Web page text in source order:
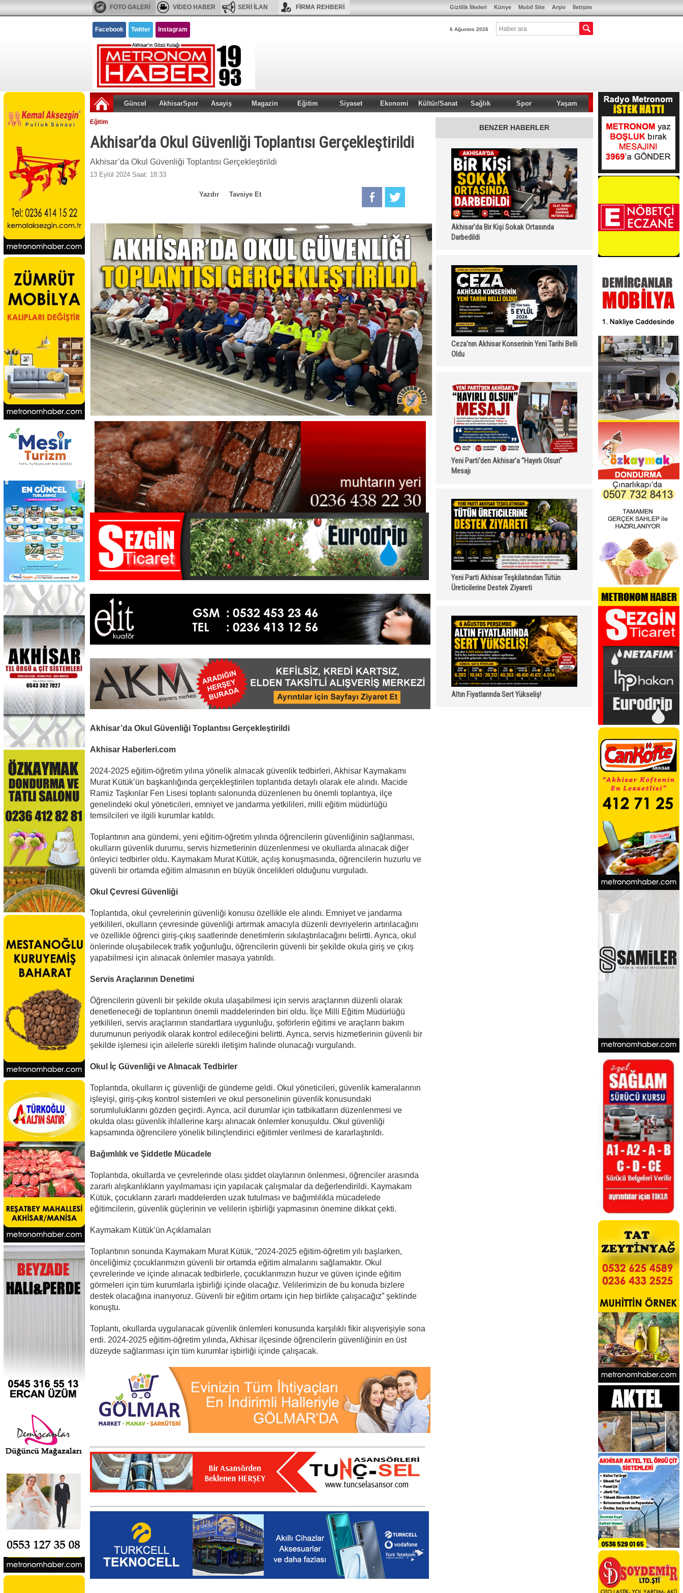
FOTO GALERİ VİDEO HABER SERİ İLAN FİRMA REHBERİ İletişim
Arşiv
Mobil Site
Künye
Gizlilik İlkeleri
Facebook Twitter Instagram 6 Ağustos 2026
Güncel AkhisarSpor Asayiş Magazin Eğitim Siyaset Ekonomi Kültür/Sanat Sağlık Spor Yaşam
BENZER HABERLER
Akhisar'da Bir Kişi Sokak Ortasında
Darbedildi
Ceza'nın Akhisar Konserinin Yeni Tarihi Belli
Oldu
Yeni Parti'den Akhisar'a "Hayırlı Olsun"
Mesajı
Yeni Parti Akhisar Teşkilatından Tütün
Üreticilerine Destek Ziyareti
Altın Fiyatlarında Sert Yükseliş!
Eğitim
Akhisar’da Okul Güvenliği Toplantısı Gerçekleştirildi
Akhisar’da Okul Güvenliği Toplantısı Gerçekleştirildi
13 Eylül 2024 Saat: 18:33
Tavsiye Et
Yazdır
Akhisar’da Okul Güvenliği Toplantısı Gerçekleştirildi
Akhisar Haberleri.com
2024-2025 eğitim-öğretim yılına yönelik alınacak güvenlik tedbirleri, Akhisar Kaymakamı
Murat Kütük’ün başkanlığında gerçekleştirilen toplantıda detaylı olarak ele alındı. Macide
Ramiz Taşkınlar Fen Lisesi toplantı salonunda düzenlenen bu önemli toplantıya, ilçe
genelindeki okul yöneticileri, emniyet ve jandarma yetkilileri, milli eğitim müdürlüğü
temsilcileri ve ilgili kurumlar katıldı.
Toplantının ana gündemi, yeni eğitim-öğretim yılında öğrencilerin güvenliğinin sağlanması,
okulların güvenlik durumu, servis hizmetlerinin düzenlenmesi ve okullarda alınacak diğer
önleyici tedbirler oldu. Kaymakam Murat Kütük, açılış konuşmasında, öğrencilerin huzurlu ve
güvenli bir ortamda eğitim almasının en büyük öncelikleri olduğunu vurguladı.
Okul Çevresi Güvenliği
Toplantıda, okul çevrelerinin güvenliği konusu özellikle ele alındı. Emniyet ve jandarma
yetkilileri, okulların çevresinde güvenliği artırmak amacıyla düzenli devriyelerin artırılacağını
ve özellikle öğrenci giriş-çıkış saatlerinde denetimlerin sıkılaştırılacağını belirtti. Ayrıca, okul
önlerinde oluşabilecek trafik yoğunluğu, öğrencilerin güvenli bir şekilde okula giriş ve çıkış
yapabilmesi için alınacak önlemler masaya yatırıldı.
Servis Araçlarının Denetimi
Öğrencilerin güvenli bir şekilde okula ulaşabilmesi için servis araçlarının düzenli olarak
denetleneceği de toplantının önemli maddelerinden biri oldu. İlçe Milli Eğitim Müdürlüğü
yetkilileri, servis araçlarının standartlara uygunluğu, şoförlerin eğitimi ve araçların bakım
durumunun periyodik olarak kontrol edileceğini belirtti. Ayrıca, servis hizmetlerinin güvenli bir
şekilde işlemesi için ailelerle sürekli iletişim halinde olunacağı vurgulandı.
Okul İç Güvenliği ve Alınacak Tedbirler
Toplantıda, okulların iç güvenliği de gündeme geldi. Okul yöneticileri, güvenlik kameralarının
işleyişi, giriş-çıkış kontrol sistemleri ve okul personelinin güvenlik konusundaki
sorumluluklarını gözden geçirdi. Ayrıca, acil durumlar için tatbikatların düzenlenmesi ve
okulda olası güvenlik ihlallerine karşı alınacak önlemler konuşuldu. Okul güvenliği
kapsamında öğrencilere yönelik bilinçlendirici eğitimler verilmesi de kararlaştırıldı.
Bağımlılık ve Şiddetle Mücadele
Toplantıda, okullarda ve çevrelerinde olası şiddet olaylarının önlenmesi, öğrenciler arasında
zararlı alışkanlıkların yayılmaması için yapılacak çalışmalar da değerlendirildi. Kaymakam
Kütük, çocukların zararlı maddelerden uzak tutulması ve bağımlılıkla mücadelede
eğitimcilerin, güvenlik güçlerinin ve velilerin işbirliği yapmasının önemine dikkat çekti.
Kaymakam Kütük’ün Açıklamaları
Toplantının sonunda Kaymakam Murat Kütük, “2024-2025 eğitim-öğretim yılı başlarken,
önceliğimiz çocuklarımızın güvenli bir ortamda eğitim almalarını sağlamaktır. Okul
çevrelerinde ve içinde alınacak tedbirlerle, çocuklarımızın huzur ve güven içinde eğitim
görmeleri için tüm kurumlarla işbirliği içinde olacağız. Velilerimizin de bu konuda bizlere
destek olacağına inanıyoruz. Güvenli bir eğitim ortamı için hep birlikte çalışacağız” şeklinde
konuştu.
Toplantı, okullarda uygulanacak güvenlik önlemleri konusunda karşılıklı fikir alışverişiyle sona
erdi. 2024-2025 eğitim-öğretim yılında, Akhisar ilçesinde öğrencilerin güvenliğinin en üst
düzeyde sağlanması için tüm kurumlar işbirliği içinde çalışacak.